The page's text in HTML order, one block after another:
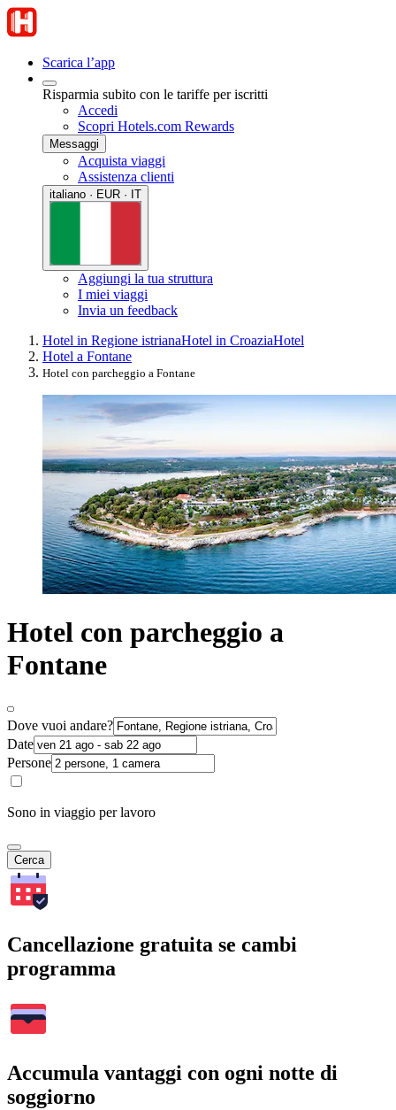
Scarica l’app
Risparmia subito con le tariffe per iscritti
Accedi
Scopri Hotels.com Rewards
Messaggi
Acquista viaggi
Assistenza clienti
italiano · EUR · IT
Aggiungi la tua struttura
I miei viaggi
Invia un feedback
Hotel in Regione istrianaHotel in CroaziaHotel
Hotel a Fontane
Hotel con parcheggio a Fontane
Hotel con parcheggio a
Fontane
Dove vuoi andare?
Date
Persone
Sono in viaggio per lavoro
Cerca
Cancellazione gratuita se cambi
programma
Accumula vantaggi con ogni notte di
soggiorno